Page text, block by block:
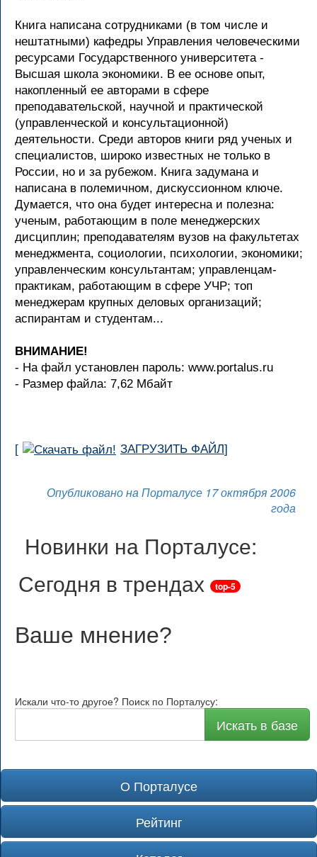
Книга написана сотрудниками (в том числе и
нештатными) кафедры Управления человеческими
ресурсами Государственного университета -
Высшая школа экономики. В ее основе опыт,
накопленный ее авторами в сфере
преподавательской, научной и практической
(управленческой и консультационной)
деятельности. Среди авторов книги ряд ученых и
специалистов, широко известных не только в
России, но и за рубежом. Книга задумана и
написана в полемичном, дискуссионном ключе.
Думается, что она будет интересна и полезна:
ученым, работающим в поле менеджерских
дисциплин; преподавателям вузов на факультетах
менеджмента, социологии, психологии, экономики;
управленческим консультантам; управленцам-
практикам, работающим в сфере УЧР; топ
менеджерам крупных деловых организаций;
аспирантам и студентам...
ВНИМАНИЕ!
- На файл установлен пароль: www.portalus.ru
- Размер файла: 7,62 Мбайт
[ ЗАГРУЗИТЬ ФАЙЛ]
Опубликовано на Порталусе 17 октября 2006
года
Новинки на Порталусе:
Сегодня в трендах
top-5
Ваше мнение?
Искали что-то другое? Поиск по Порталусу:
Искать в базе
О Порталусе
Рейтинг